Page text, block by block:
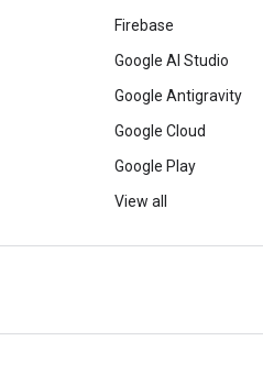
Firebase
Google AI Studio
Google Antigravity
Google Cloud
Google Play
View all